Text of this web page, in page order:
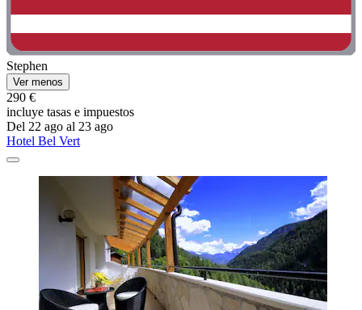
Stephen
Ver menos
290 €
incluye tasas e impuestos
Del 22 ago al 23 ago
Hotel Bel Vert